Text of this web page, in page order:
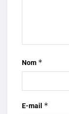
Nom *
E-mail *